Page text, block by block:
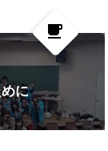
local_cafe
に